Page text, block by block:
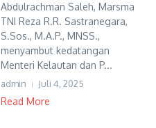
Abdulrachman Saleh, Marsma
TNI Reza R.R. Sastranegara,
S.Sos., M.A.P., MNSS.,
menyambut kedatangan
Menteri Kelautan dan P...
admin Juli 4, 2025
Read More